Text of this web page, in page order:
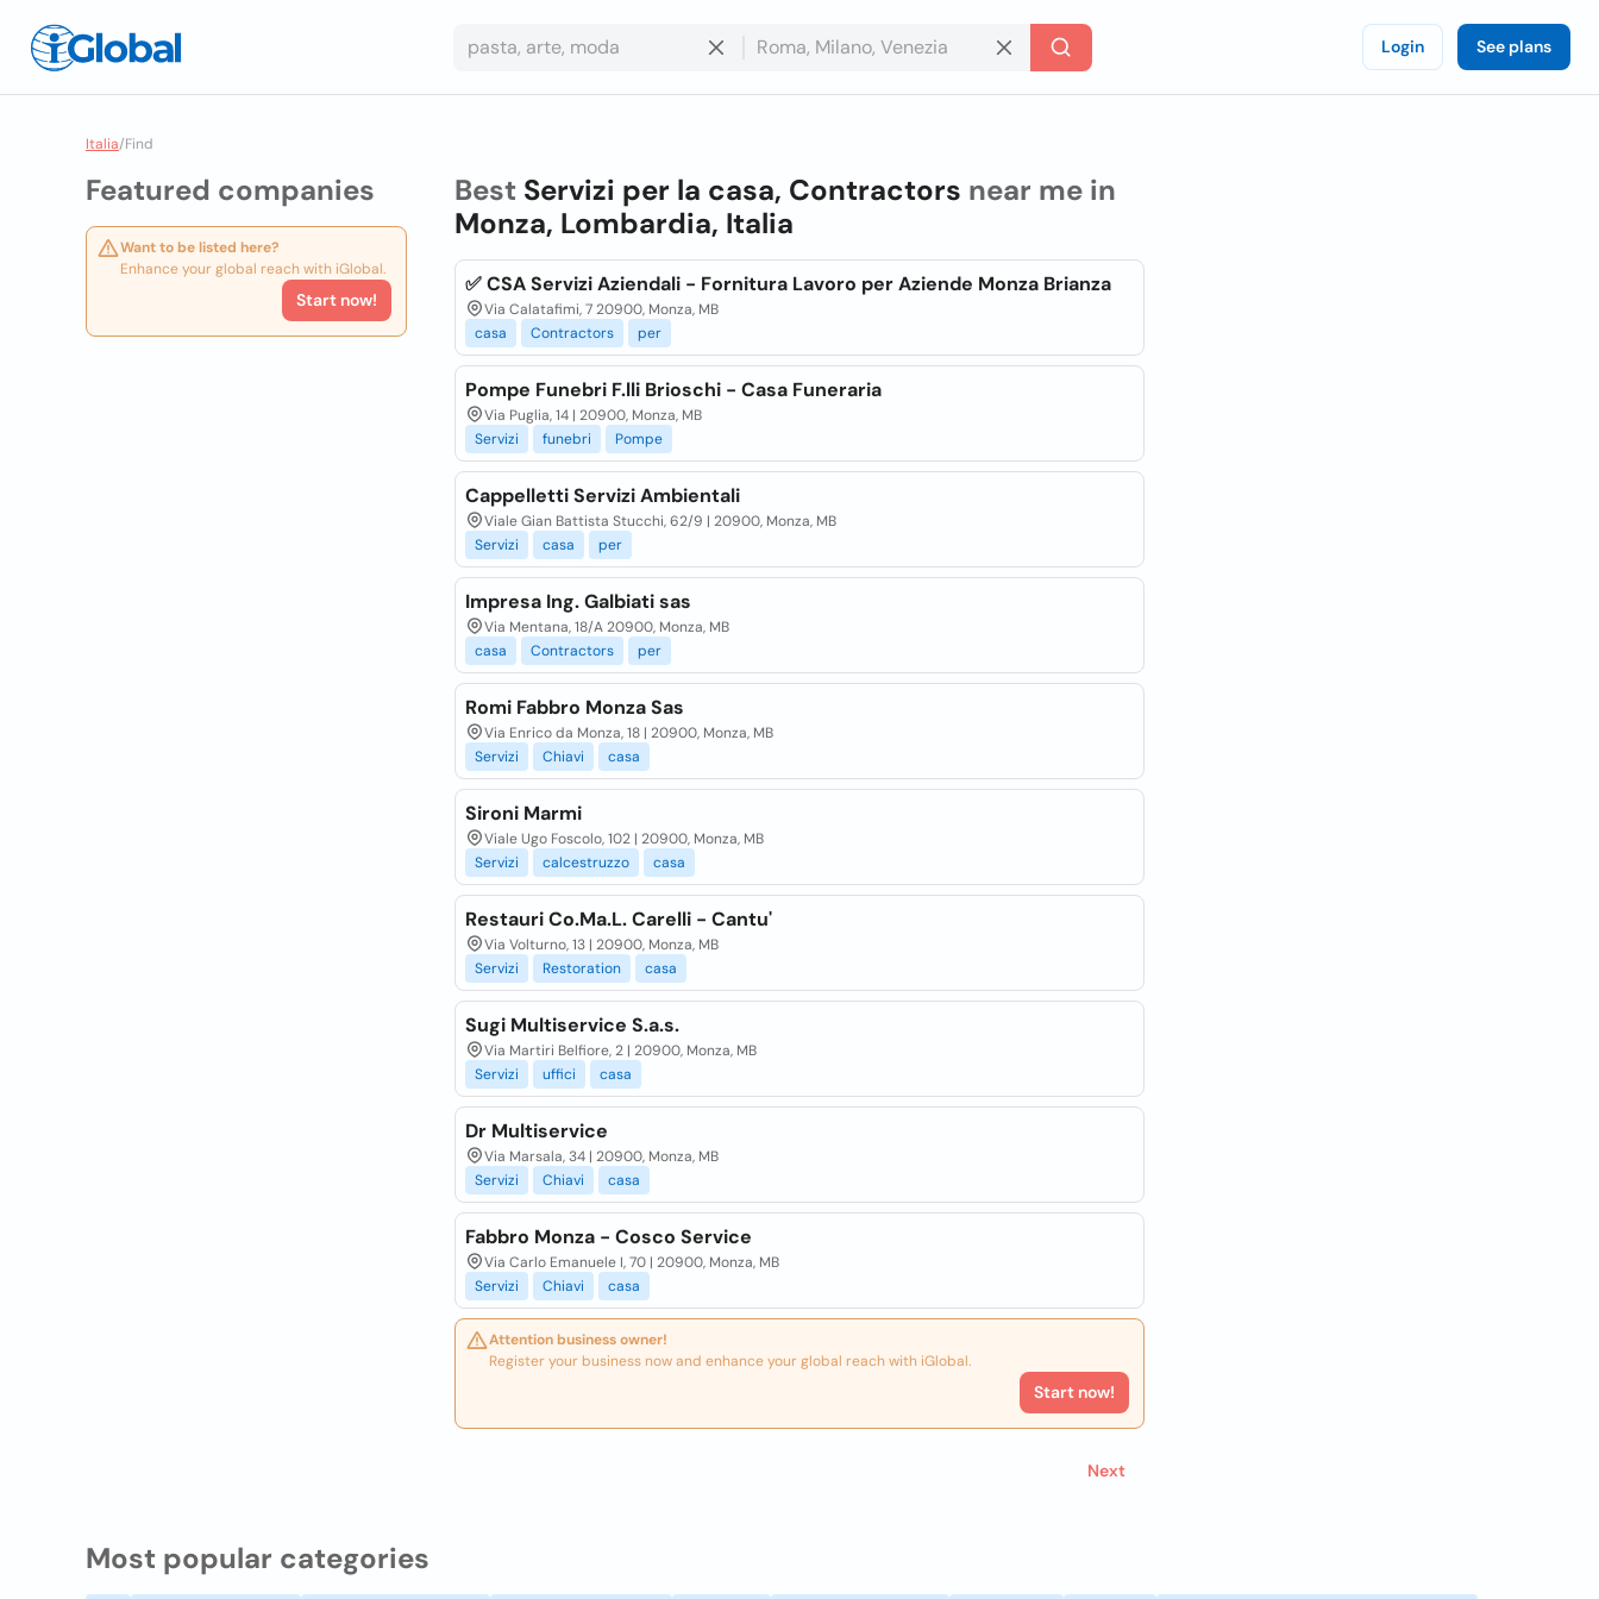
Login See plans
Italia/Find
Featured companies
Want to be listed here?
Enhance your global reach with iGlobal.
Start now!
Best Servizi per la casa, Contractors near me in
Monza, Lombardia, Italia
✅ CSA Servizi Aziendali - Fornitura Lavoro per Aziende Monza Brianza
Via Calatafimi, 7 20900, Monza, MB
casa
Contractors per
Pompe Funebri F.lli Brioschi - Casa Funeraria
Via Puglia, 14 | 20900, Monza, MB
Servizi
funebri Pompe
Cappelletti Servizi Ambientali
Viale Gian Battista Stucchi, 62/9 | 20900, Monza, MB
Servizi
casa per
Impresa Ing. Galbiati sas
Via Mentana, 18/A 20900, Monza, MB
casa
Contractors per
Romi Fabbro Monza Sas
Via Enrico da Monza, 18 | 20900, Monza, MB
Servizi
Chiavi casa
Sironi Marmi
Viale Ugo Foscolo, 102 | 20900, Monza, MB
Servizi
calcestruzzo casa
Restauri Co.Ma.L. Carelli - Cantu'
Via Volturno, 13 | 20900, Monza, MB
Servizi
Restoration casa
Sugi Multiservice S.a.s.
Via Martiri Belfiore, 2 | 20900, Monza, MB
Servizi
uffici casa
Dr Multiservice
Via Marsala, 34 | 20900, Monza, MB
Servizi
Chiavi casa
Fabbro Monza - Cosco Service
Via Carlo Emanuele I, 70 | 20900, Monza, MB
Servizi
Chiavi casa
Attention business owner!
Register your business now and enhance your global reach with iGlobal.
Start now!
Next
Most popular categories